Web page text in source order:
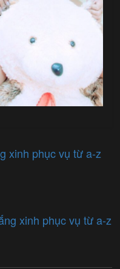
xinh phục vụ từ a-z
xinh phục vụ từ a-z